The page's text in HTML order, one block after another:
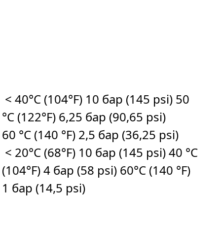
< 40°C (104°F) 10 бар (145 psi) 50
°C (122°F) 6,25 бар (90,65 psi)
60 °C (140 °F) 2,5 бар (36,25 psi)
< 20°C (68°F) 10 бар (145 psi) 40 °C
(104°F) 4 бар (58 psi) 60°C (140 °F)
1 бар (14,5 psi)